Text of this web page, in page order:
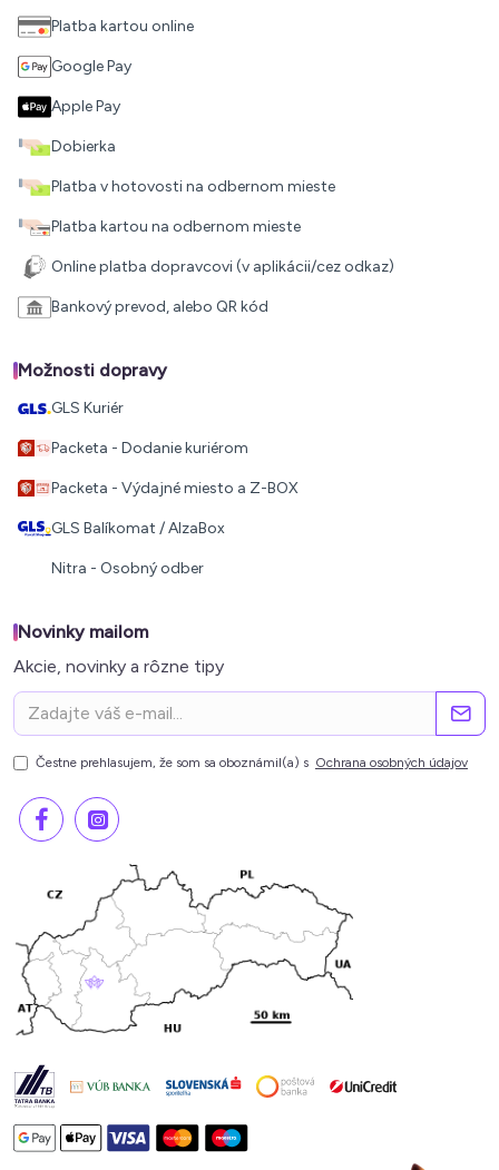
Platba kartou online
Google Pay
Apple Pay
Dobierka
Platba v hotovosti na odbernom mieste
Platba kartou na odbernom mieste
Online platba dopravcovi (v aplikácii/cez odkaz)
Bankový prevod, alebo QR kód
Možnosti dopravy
GLS Kuriér
Packeta - Dodanie kuriérom
Packeta - Výdajné miesto a Z-BOX
GLS Balíkomat / AlzaBox
Nitra - Osobný odber
Novinky mailom
Akcie, novinky a rôzne tipy
Čestne prehlasujem, že som sa oboznámil(a) s Ochrana osobných údajov